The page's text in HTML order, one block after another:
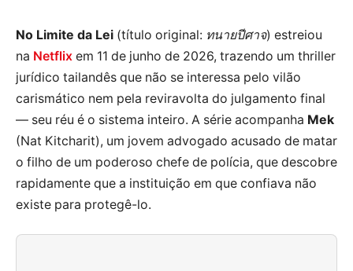
No Limite da Lei (título original: ทนายปีศาจ) estreiou
na Netflix em 11 de junho de 2026, trazendo um thriller
jurídico tailandês que não se interessa pelo vilão
carismático nem pela reviravolta do julgamento final
— seu réu é o sistema inteiro. A série acompanha Mek
(Nat Kitcharit), um jovem advogado acusado de matar
o filho de um poderoso chefe de polícia, que descobre
rapidamente que a instituição em que confiava não
existe para protegê-lo.